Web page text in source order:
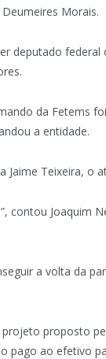
Morais.
deputado
da Fetems
a entidade.
Jaime Teixeira, o
contou Joaquim
a volta da
proposto
pago ao efetivo